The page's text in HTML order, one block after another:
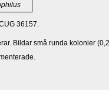
36157.
Bildar små runda kolonier